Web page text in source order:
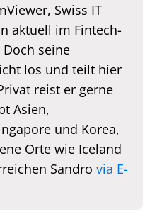
Swiss IT
aktuell im Fintech-
seine
los und teilt hier
reist er gerne
Asien,
und Korea,
Orte wie Iceland
Sandro via E-